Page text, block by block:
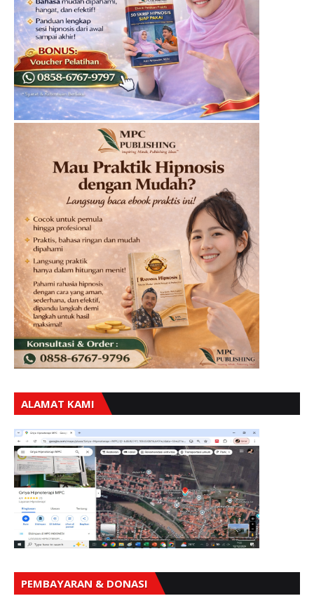
ALAMAT KAMI
PEMBAYARAN & DONASI